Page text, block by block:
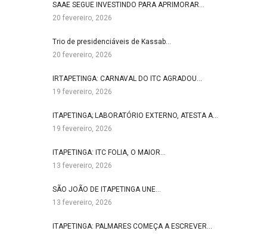
SAAE SEGUE INVESTINDO PARA APRIMORAR…
20 fevereiro, 2026
Trio de presidenciáveis de Kassab…
20 fevereiro, 2026
IRTAPETINGA: CARNAVAL DO ITC AGRADOU…
19 fevereiro, 2026
ITAPETINGA; LABORATÓRIO EXTERNO, ATESTA A…
19 fevereiro, 2026
ITAPETINGA: ITC FOLIA, O MAIOR…
13 fevereiro, 2026
SÃO JOÃO DE ITAPETINGA UNE…
13 fevereiro, 2026
ITAPETINGA: PALMARES COMEÇA A ESCREVER…